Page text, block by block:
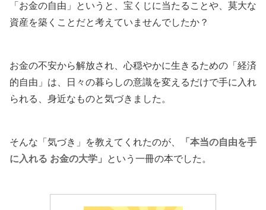
「お金の自由」というと、宝くじに当たることや、莫大な
資産を築くことだと考えていませんでしたか？
お金の不安から解放され、心穏やかに生きるための「経済
的自由」は、日々の暮らしの意識を変えるだけで手に入れ
られる、身近なものと気づきました。
そんな「気づき」を教えてくれたのが、
「本当の自由を手
に入れる お金の大学」
という一冊の本でした。